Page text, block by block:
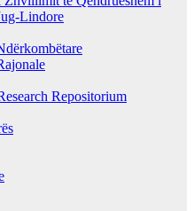
Lindore
Repositorium